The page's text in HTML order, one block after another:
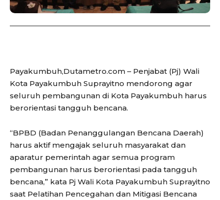
Payakumbuh,Dutametro.com – Penjabat (Pj) Wali
Kota Payakumbuh Suprayitno mendorong agar
seluruh pembangunan di Kota Payakumbuh harus
berorientasi tangguh bencana.
“BPBD (Badan Penanggulangan Bencana Daerah)
harus aktif mengajak seluruh masyarakat dan
aparatur pemerintah agar semua program
pembangunan harus berorientasi pada tangguh
bencana,” kata Pj Wali Kota Payakumbuh Suprayitno
saat Pelatihan Pencegahan dan Mitigasi Bencana